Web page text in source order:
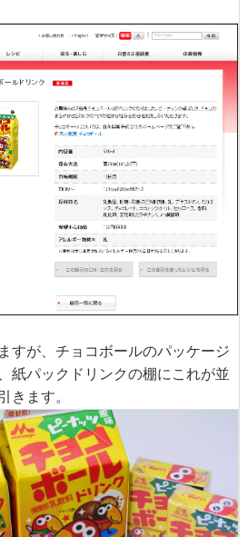
すが、チョコボールのパッケージ
紙パックドリンクの棚にこれが並
きます。